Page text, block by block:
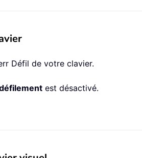
Défil de votre clavier.
est désactivé.